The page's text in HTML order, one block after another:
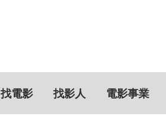
找電影 找影人 電影事業